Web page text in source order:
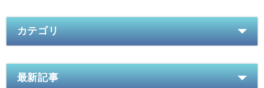
カテゴリ
最新記事